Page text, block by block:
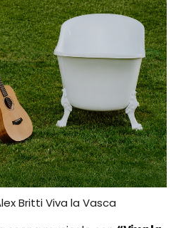
Britti Viva la Vasca